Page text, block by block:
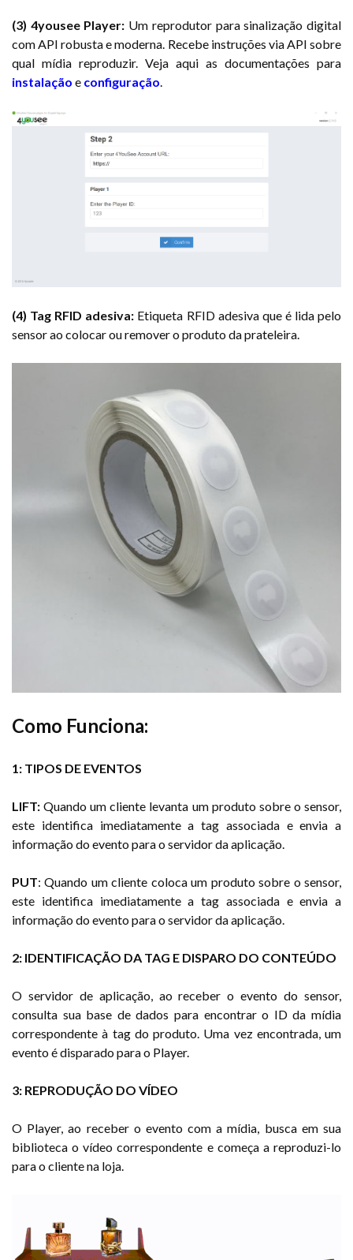
(3) 4yousee Player: Um reprodutor para sinalização digital
com API robusta e moderna. Recebe instruções via API sobre
qual mídia reproduzir. Veja aqui as documentações para
instalação e configuração
(4) Tag RFID adesiva: Etiqueta RFID adesiva que é lida pelo
sensor ao colocar ou remover o produto da prateleira.
Como Funciona:
1: TIPOS DE EVENTOS
LIFT: Quando um cliente levanta um produto sobre o sensor,
este identifica imediatamente a tag associada e envia a
informação do evento para o servidor da aplicação.
PUT: Quando um cliente coloca um produto sobre o sensor,
este identifica imediatamente a tag associada e envia a
informação do evento para o servidor da aplicação.
2: IDENTIFICAÇÃO DA TAG E DISPARO DO CONTEÚDO
O servidor de aplicação, ao receber o evento do sensor,
consulta sua base de dados para encontrar o ID da mídia
correspondente à tag do produto. Uma vez encontrada, um
evento é disparado para o Player.
3: REPRODUÇÃO DO VÍDEO
O Player, ao receber o evento com a mídia, busca em sua
biblioteca o vídeo correspondente e começa a reproduzi-lo
para o cliente na loja.